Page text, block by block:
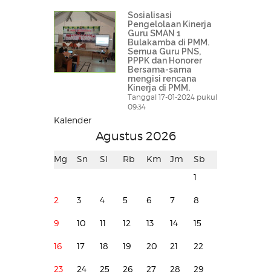
Sosialisasi
Pengelolaan Kinerja
Guru SMAN 1
Bulakamba di PMM.
Semua Guru PNS,
PPPK dan Honorer
Bersama-sama
mengisi rencana
Kinerja di PMM.
Tanggal 17-01-2024 pukul
09:34
Kalender
Agustus 2026
Mg Sn Sl Rb Km Jm
Sb
1
2 3 4 5 6 7 8
9 10 11 12 13 14 15
16 17 18 19 20 21 22
23 24 25 26 27 28 29